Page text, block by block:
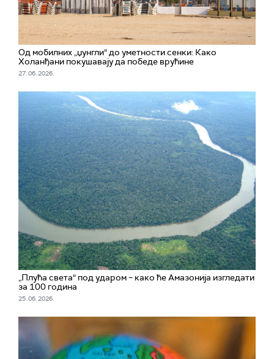
Од мобилних „џунгли“ до уметности сенки: Како
Холанђани покушавају да победе врућине
27. 06. 2026.
„Плућа света“ под ударом – како ће Амазонија изгледати
за 100 година
25. 06. 2026.